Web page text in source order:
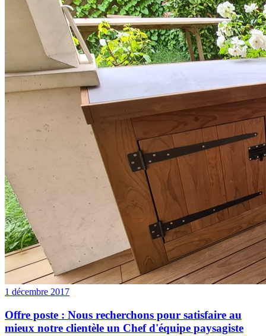
1 décembre 2017
Offre poste : Nous recherchons pour satisfaire au
mieux notre clientèle un Chef d'équipe paysagiste